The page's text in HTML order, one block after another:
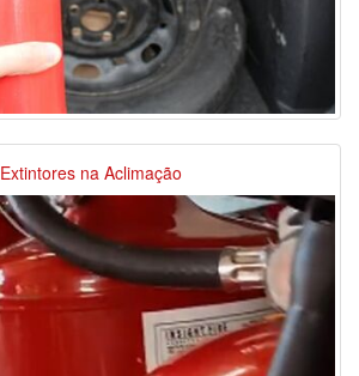
Extintores na Aclimação